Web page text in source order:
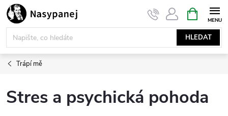
Přejít
na
obsah
HLEDAT
NÁKUPNÍ
KOŠÍK
Trápí mě
Stres a psychická pohoda